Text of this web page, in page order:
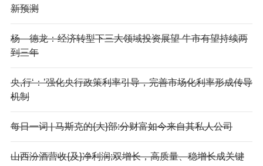
新预测
杨—德龙：经济转型下三大领域投资展望 牛市有望持续两
到三年
央,行‘：’强化央行政策利率引导，完善市场化利率形成传导
机制
每日一词 | 马斯克的{大}部:分财富如今来自其私人公司
山西汾酒营收{及}净利润;双增长，高质量、稳增长成关键